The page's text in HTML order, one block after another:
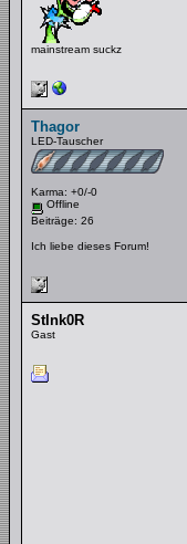
mainstream suckz
Thagor
LED-Tauscher
Karma: +0/-0
Offline
Beiträge: 26
Ich liebe dieses Forum!
StInk0R
Gast